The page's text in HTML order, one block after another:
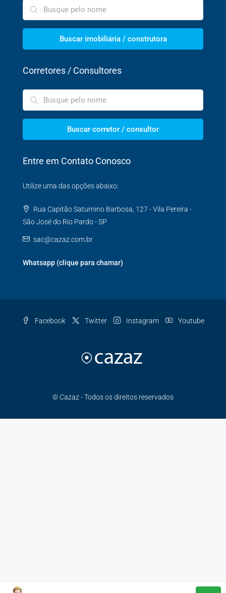
Buscar imobiliária / construtora
Corretores / Consultores
Buscar corretor / consultor
Entre em Contato Conosco
Utilize uma das opções abaixo:
Rua Capitão Saturnino Barbosa, 127 - Vila Pereira -
São José do Rio Pardo - SP
sac@cazaz.com.br
Whatsapp (clique para chamar)
Facebook Twitter Instagram Youtube
© Cazaz - Todos os direitos reservados